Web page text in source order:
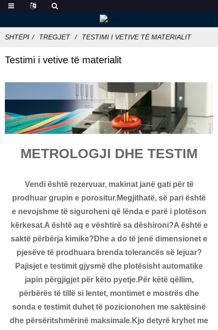
SHTËPI TREGJET TESTIMI I VETIVE TË MATERIALIT
Testimi i vetive të materialit
METROLOGJI DHE TESTIM
Vendi është rezervuar, makinat janë gati për të
prodhuar grupin e porositur.Megjithatë, së pari është
e nevojshme të siguroheni që lënda e parë i plotëson
kërkesat.A është aq e vështirë sa dëshironi?A është e
saktë përbërja kimike?Dhe a do të jenë dimensionet e
pjesëve të prodhuara brenda tolerancës së lejuar?
Pajisjet e testimit gjysmë dhe plotësisht automatike
japin përgjigjet për këto pyetje.Për këtë qëllim,
përbërës të tillë si lentet, montimet e mostrës dhe
sonda e testimit duhet të pozicionohen me saktësinë
dhe përsëritshmërinë maksimale.Kjo detyrë kryhet me